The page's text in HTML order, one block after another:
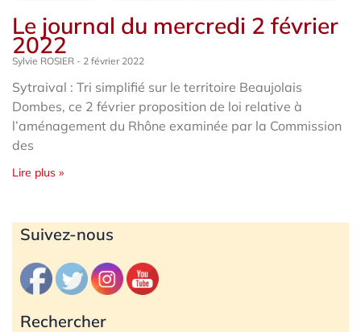
Le journal du mercredi 2 février
2022
Sylvie ROSIER 2 février 2022
Sytraival : Tri simplifié sur le territoire Beaujolais
Dombes, ce 2 février proposition de loi relative à
l’aménagement du Rhône examinée par la Commission
des
Lire plus »
Suivez-nous
Rechercher
Archives